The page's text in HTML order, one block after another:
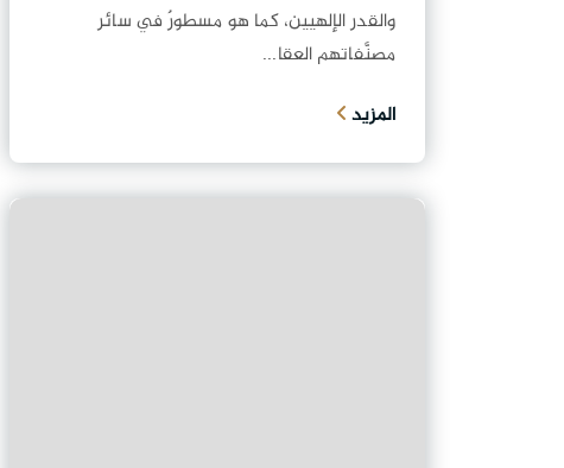
والقدر الإلهيين، كما هو مسطورٌ في سائر
مصنَّفاتهم العقا...
المزيد